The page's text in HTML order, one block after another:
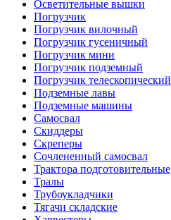
Осветительные вышки
Погрузчик
Погрузчик вилочный
Погрузчик гусеничный
Погрузчик мини
Погрузчик подземный
Погрузчик телескопический
Подземные лавы
Подземные машины
Самосвал
Скиддеры
Скреперы
Сочлененный самосвал
Трактора подготовительные
Тралы
Трубоукладчики
Тягачи складские